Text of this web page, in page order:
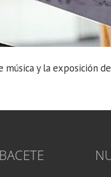
música y la exposición